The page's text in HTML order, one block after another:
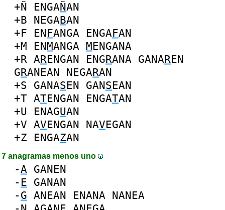
+Ñ ENGAÑAN
+B NEGABAN
+F ENFANGA ENGAFAN
+M ENMANGA MENGANA
+R ARENGAN ENGRANA GANAREN
GRANEAN NEGARAN
+S GANASEN GANSEAN
+T ATENGAN ENGATAN
+U ENAGUAN
+V AVENGAN NAVEGAN
+Z ENGAZAN
7 anagramas menos uno
-A GANEN
- E GANAN
- G ANEAN ENANA NANEA